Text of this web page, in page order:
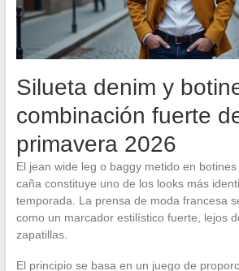
Silueta denim y
combinación fuerte
primavera 2026
El jean wide leg o baggy metido en
caña constituye uno de los looks más
temporada. La prensa de moda francesa
como un marcador estilístico fuerte, lejos
zapatillas.
El principio se basa en un juego de